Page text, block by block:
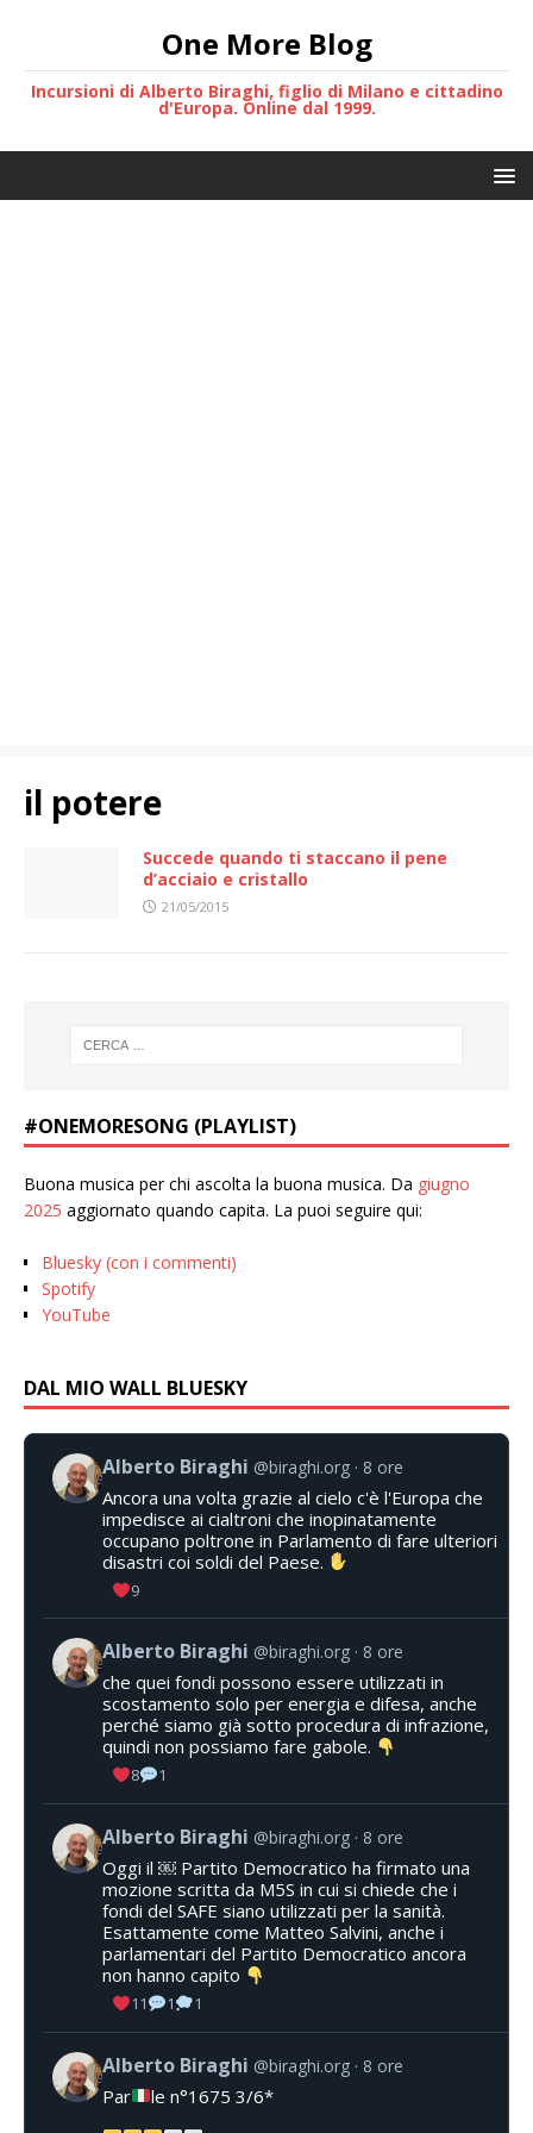
One More Blog
Incursioni di Alberto Biraghi, figlio di Milano e cittadino
d'Europa. Online dal 1999.
il potere
Succede quando ti staccano il pene
d’acciaio e cristallo
21/05/2015
#ONEMORESONG (PLAYLIST)
Buona musica per chi ascolta la buona musica. Da giugno
2025 aggiornato quando capita. La puoi seguire qui:
Bluesky (con i commenti)
Spotify
YouTube
DAL MIO WALL BLUESKY
Alberto Biraghi @biraghi.org 8 ore
Ancora una volta grazie al cielo c'è l'Europa che
impedisce ai cialtroni che inopinatamente
occupano poltrone in Parlamento di fare ulteriori
disastri coi soldi del Paese.
9
Alberto Biraghi @biraghi.org 8 ore
che quei fondi possono essere utilizzati in
scostamento solo per energia e difesa, anche
perché siamo già sotto procedura di infrazione,
quindi non possiamo fare gabole.
8 1
Alberto Biraghi @biraghi.org 8 ore
Oggi il ￼ Partito Democratico ha firmato una
mozione scritta da M5S in cui si chiede che i
fondi del SAFE siano utilizzati per la sanità.
Esattamente come Matteo Salvini, anche i
parlamentari del Partito Democratico ancora
non hanno capito
11 1 1
Alberto Biraghi @biraghi.org 8 ore
Par le n°1675 3/6*